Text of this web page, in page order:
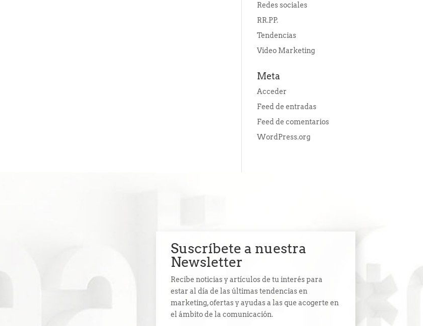
Redes sociales
RR.PP.
Tendencias
Video Marketing
Meta
Acceder
Feed de entradas
Feed de comentarios
WordPress.org
Suscríbete a nuestra
Newsletter
Recibe noticias y artículos de tu interés para
estar al día de las últimas tendencias en
marketing, ofertas y ayudas a las que acogerte en
el ámbito de la comunicación.